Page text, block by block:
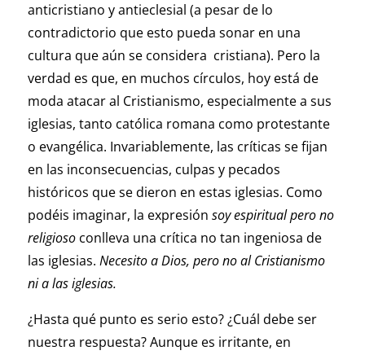
anticristiano y antieclesial (a pesar de lo
contradictorio que esto pueda sonar en una
cultura que aún se considera cristiana). Pero la
verdad es que, en muchos círculos, hoy está de
moda atacar al Cristianismo, especialmente a sus
iglesias, tanto católica romana como protestante
o evangélica. Invariablemente, las críticas se fijan
en las inconsecuencias, culpas y pecados
históricos que se dieron en estas iglesias. Como
podéis imaginar, la expresión soy espiritual pero no
religiosoconlleva una crítica no tan ingeniosa de
las iglesias. Necesito a Dios, pero no al Cristianismo
ni a las iglesias.
¿Hasta qué punto es serio esto? ¿Cuál debe ser
nuestra respuesta? Aunque es irritante, en